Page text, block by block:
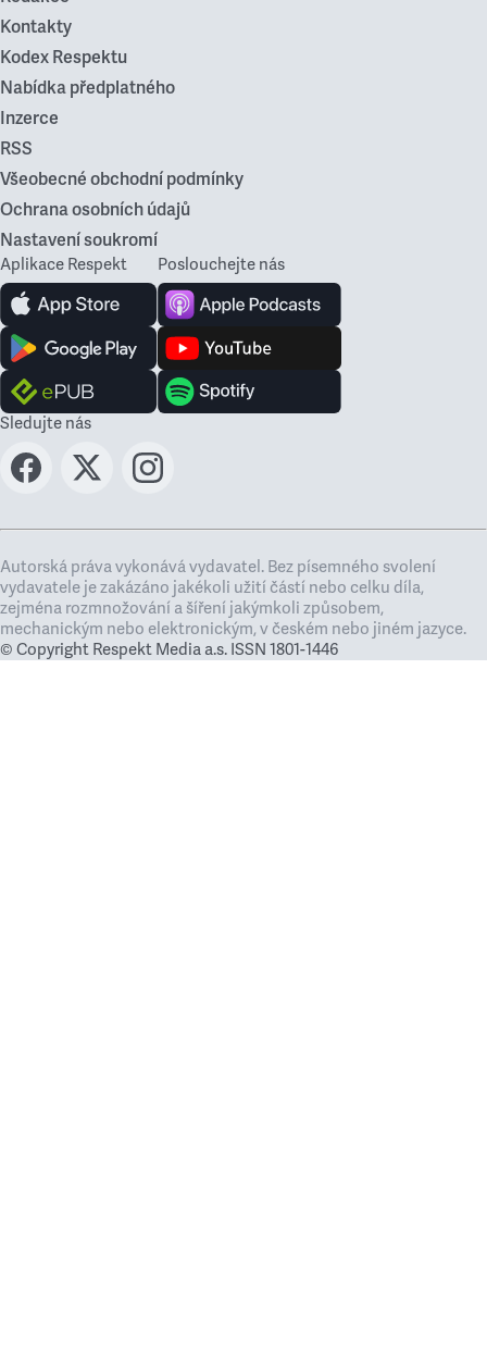
Kontakty
Kodex Respektu
Nabídka předplatného
Inzerce
RSS
Všeobecné obchodní podmínky
Ochrana osobních údajů
Nastavení soukromí
Aplikace Respekt Poslouchejte nás
Sledujte nás
Autorská práva vykonává vydavatel. Bez písemného svolení
vydavatele je zakázáno jakékoli užití částí nebo celku díla,
zejména rozmnožování a šíření jakýmkoli způsobem,
mechanickým nebo elektronickým, v českém nebo jiném jazyce.
© Copyright Respekt Media a.s. ISSN 1801-1446